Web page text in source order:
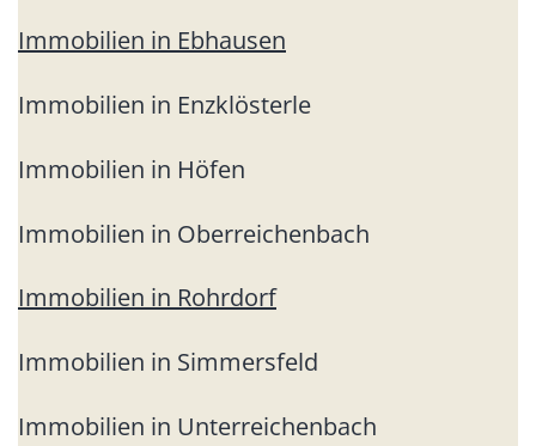
Immobilien in Ebhausen
Immobilien in Enzklösterle
Immobilien in Höfen
Immobilien in Oberreichenbach
Immobilien in Rohrdorf
Immobilien in Simmersfeld
Immobilien in Unterreichenbach